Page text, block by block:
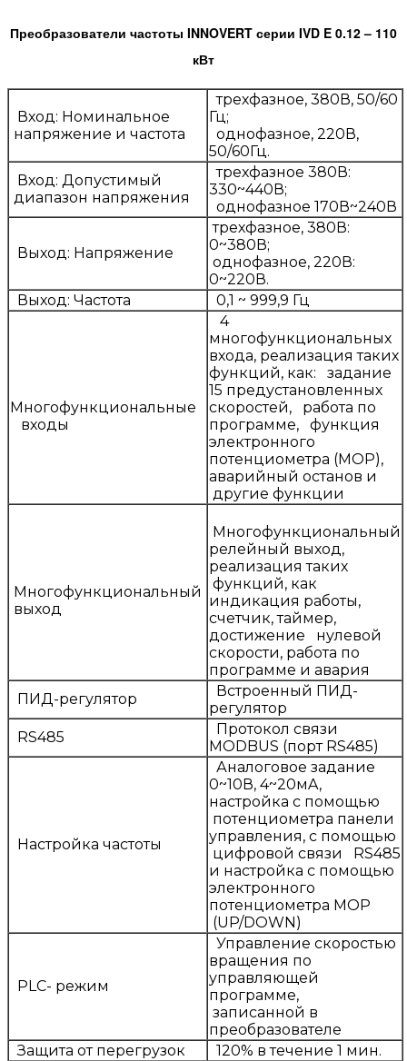
Преобразователи частоты INNOVERT серии IVD E 0.12 – 110
кВт
Вход: Номинальное
напряжение и частота
трехфазное, 380В, 50/60
Гц;
однофазное, 220В,
50/60Гц.
Вход: Допустимый
диапазон напряжения
трехфазное 380В:
330~440В;
однофазное 170В~240В
Выход: Напряжение
трехфазное, 380В:
0~380В;
однофазное, 220В:
0~220В.
Выход: Частота
0,1 ~ 999,9 Гц
Многофункциональные
входы
4
многофункциональных
входа, реализация таких
функций, как: задание
15 предустановленных
скоростей, работа по
программе, функция
электронного
потенциометра (MOP),
аварийный останов и
другие функции
Многофункциональный
выход
Многофункциональный
релейный выход,
реализация таких
функций, как
индикация работы,
счетчик, таймер,
достижение нулевой
скорости, работа по
программе и авария
ПИД-регулятор
Встроенный ПИД-
регулятор
RS485
Протокол связи
MODBUS (порт RS485)
Настройка частоты
Аналоговое задание
0~10В, 4~20мA,
настройка с помощью
потенциометра панели
управления, с помощью
цифровой связи RS485
и настройка с помощью
электронного
потенциометра МОР
(UP/DOWN)
PLC- режим
Управление скоростью
вращения по
управляющей
программе,
записанной в
преобразователе
Защита от перегрузок
120% в течение 1 мин.